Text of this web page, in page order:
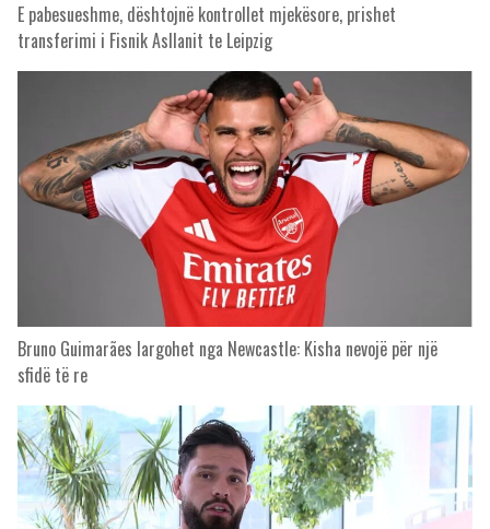
E pabesueshme, dështojnë kontrollet mjekësore, prishet
transferimi i Fisnik Asllanit te Leipzig
Bruno Guimarães largohet nga Newcastle: Kisha nevojë për një
sfidë të re